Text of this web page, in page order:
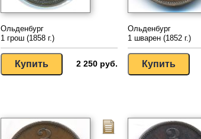
Ольденбург
1 грош (1858 г.)
2 250 руб.
Ольденбург
1 шварен (1852 г.)